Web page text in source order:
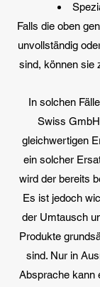
Falls die oben
unvollständig
sind, können sie
In solchen
Swiss
gleichwertigen
ein solcher
wird der bereits
Es ist jedoch
der Umtausch
Produkte
sind. Nur in
Absprache kann